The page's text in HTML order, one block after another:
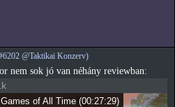
@Taktikai Konzerv)
nem sok jó van néhány reviewban:
of All Time (00:27:29)